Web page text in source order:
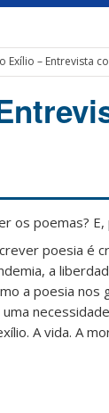
Exílio – Entrevista
os poemas?
poesia é
a
a poesia nos
A vida. A